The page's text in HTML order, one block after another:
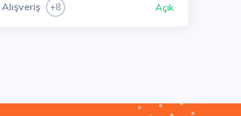
Alışveriş +8 Açık